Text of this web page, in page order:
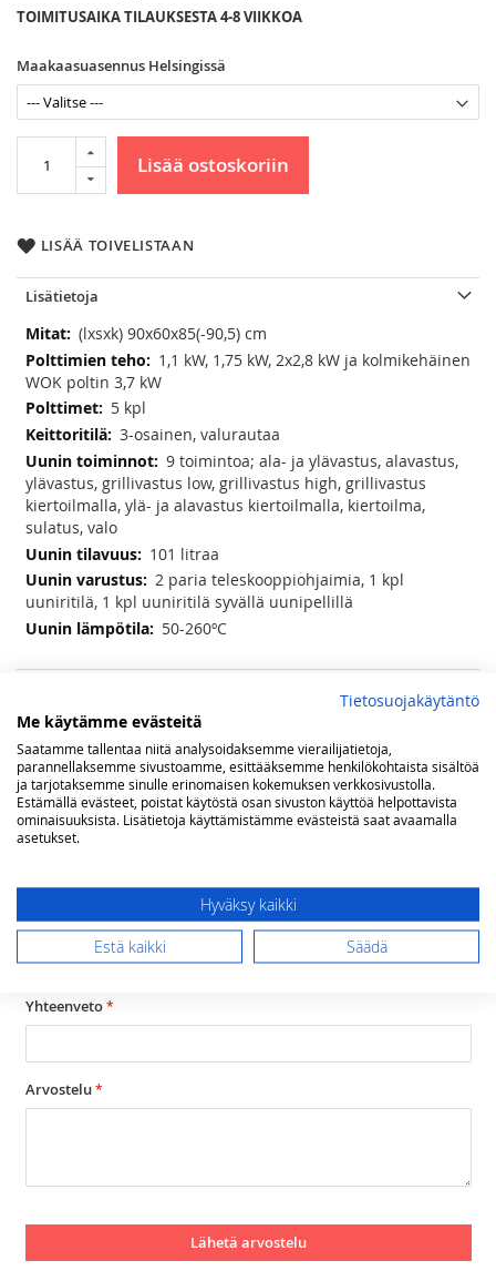
TOIMITUSAIKA TILAUKSESTA 4-8 VIIKKOA
Maakaasuasennus Helsingissä
Lisää ostoskoriin
LISÄÄ TOIVELISTAAN
Lisätietoja
Lisätietoja(lxsxk) 90x60x85(-90,5) cm
1,1 kW, 1,75 kW, 2x2,8 kW ja kolmikehäinen
WOK poltin 3,7 kW
5 kpl
3-osainen, valurautaa
9 toimintoa; ala- ja ylävastus, alavastus,
ylävastus, grillivastus low, grillivastus high, grillivastus
kiertoilmalla, ylä- ja alavastus kiertoilmalla, kiertoilma,
sulatus, valo
101 litraa
2 paria teleskooppiohjaimia, 1 kpl
uuniritilä, 1 kpl uuniritilä syvällä uunipellillä
50-260ºC
Olet arvostelemassa:
Lofra Dolce Vita kaasuliesi sähköuunilla 90 cm,
antrasiitti
Arviosi
star
stars
stars
stars
stars
Nimimerkki
Yhteenveto
Arvostelu
Lähetä arvostelu
Tietosuojakäytäntö
Me käytämme evästeitä
Saatamme tallentaa niitä analysoidaksemme vierailijatietoja,
parannellaksemme sivustoamme, esittääksemme henkilökohtaista sisältöä
ja tarjotaksemme sinulle erinomaisen kokemuksen verkkosivustolla.
Estämällä evästeet, poistat käytöstä osan sivuston käyttöä helpottavista
ominaisuuksista. Lisätietoja käyttämistämme evästeistä saat avaamalla
asetukset.
Hyväksy kaikki
Estä kaikki Säädä